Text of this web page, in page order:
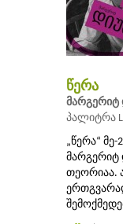
წერა
მარგერიტ
პალიტრა L
„წერა“
თეორიაა.